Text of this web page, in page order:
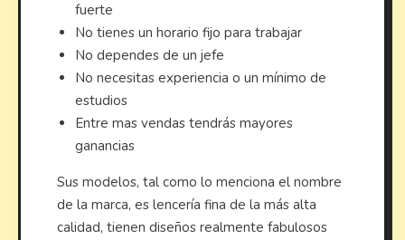
fuerte
No tienes un horario fijo para trabajar
No dependes de un jefe
No necesitas experiencia o un mínimo de
estudios
Entre mas vendas tendrás mayores
ganancias
Sus modelos, tal como lo menciona el nombre
de la marca, es lencería fina de la más alta
calidad, tienen diseños realmente fabulosos